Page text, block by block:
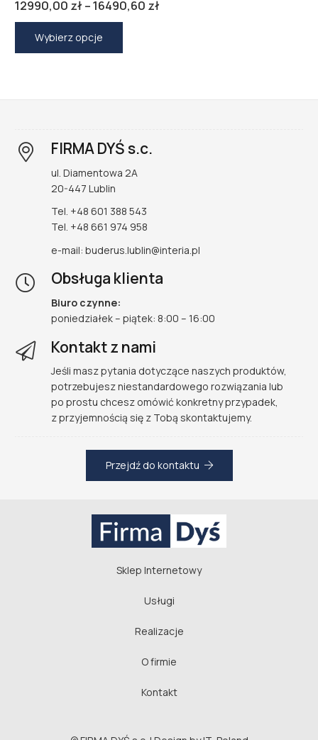
stronie
12990,00 zł –16490,60 zł
Wybierz opcje
na
produktu
FIRMA DYŚ s.c.
ul. Diamentowa 2A
20-447 Lublin
Tel. +48 601 388 543
Tel. +48 661 974 958
e-mail: buderus.lublin@interia.pl
Obsługa klienta
Biuro czynne:
poniedziałek – piątek: 8:00 – 16:00
Kontakt z nami
Jeśli masz pytania dotyczące naszych produktów,
potrzebujesz niestandardowego rozwiązania lub
po prostu chcesz omówić konkretny przypadek,
z przyjemnością się z Tobą skontaktujemy.
Przejdź do kontaktu
Sklep Internetowy
Usługi
Realizacje
O firmie
Kontakt